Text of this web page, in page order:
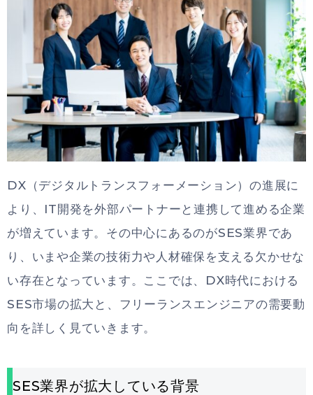
DX（デジタルトランスフォーメーション）の進展に
より、IT開発を外部パートナーと連携して進める企業
が増えています。その中心にあるのがSES業界であ
り、いまや企業の技術力や人材確保を支える欠かせな
い存在となっています。ここでは、DX時代における
SES市場の拡大と、フリーランスエンジニアの需要動
向を詳しく見ていきます。
SES業界が拡大している背景